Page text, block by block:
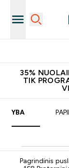
35%
TIK
Pagrindinis